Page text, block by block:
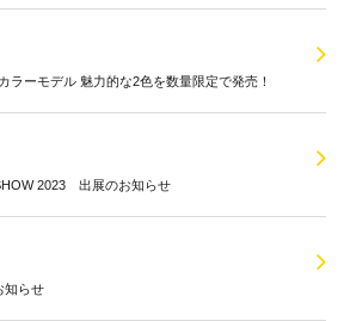
ラーモデル 魅力的な2色を数量限定で発売！
2023 出展のお知らせ
知らせ